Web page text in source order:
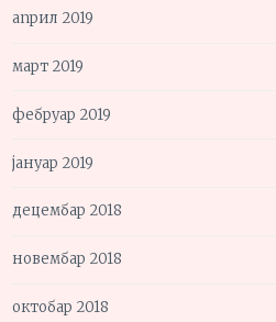
април 2019
март 2019
фебруар 2019
јануар 2019
децембар 2018
новембар 2018
октобар 2018